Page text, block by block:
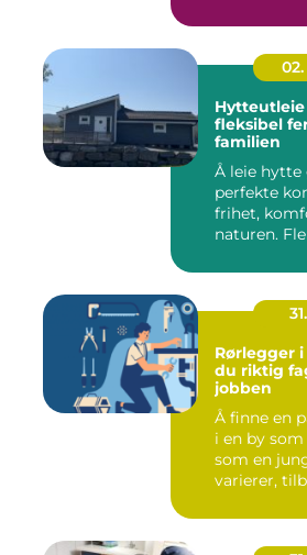
Hytteutleie
fleksibel
familien
Å leie
perfekte
frihet,
naturen.
Rørlegger i oslo
du riktig
jobben
Å finne en
i en by
som en
varierer,